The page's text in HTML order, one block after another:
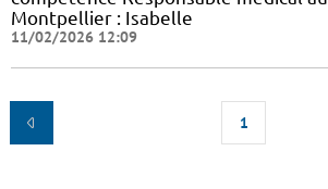
Montpellier : Isabelle
11/02/2026 12:09
1